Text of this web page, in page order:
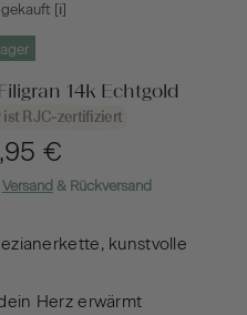
[ℹ]
14k Echtgold
ist RJC-zertifiziert
€
Versand & Rückversand
kunstvolle
Herz erwärmt